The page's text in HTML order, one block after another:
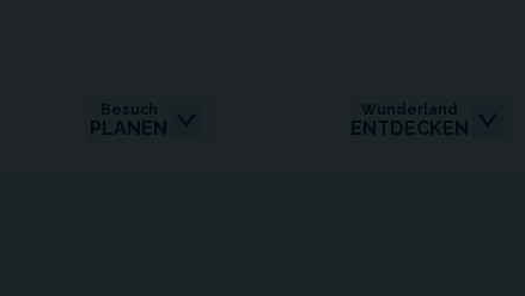
Besuch
PLANEN
Wunderland
ENTDECKEN